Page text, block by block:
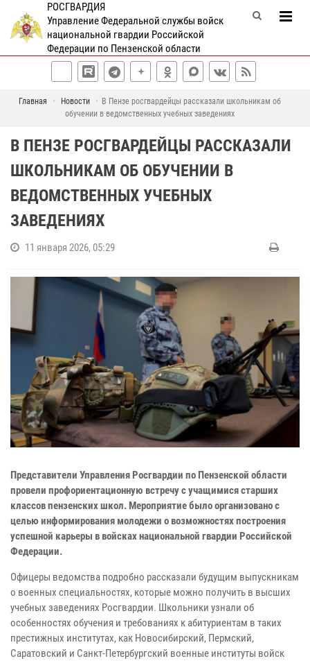
РОСГВАРДИЯ
Управление Федеральной службы войск
национальной гвардии Российской
Федерации по Пензенской области
Главная Новости
В Пензе росгвардейцы рассказали школьникам об
обучении в ведомственных учебных заведениях
В ПЕНЗЕ РОСГВАРДЕЙЦЫ РАССКАЗАЛИ
ШКОЛЬНИКАМ ОБ ОБУЧЕНИИ В
ВЕДОМСТВЕННЫХ УЧЕБНЫХ
ЗАВЕДЕНИЯХ
11 января 2026, 05:29
Представители Управления Росгвардии по Пензенской области
провели профориентационную встречу с учащимися старших
классов пензенских школ. Мероприятие было организовано с
целью информирования молодежи о возможностях построения
успешной карьеры в войсках национальной гвардии Российской
Федерации.
Офицеры ведомства подробно рассказали будущим выпускникам
о военных специальностях, которые можно получить в высших
учебных заведениях Росгвардии. Школьники узнали об
особенностях обучения и требованиях к абитуриентам в таких
престижных институтах, как Новосибирский, Пермский,
Саратовский и Санкт-Петербургский военные институты войск